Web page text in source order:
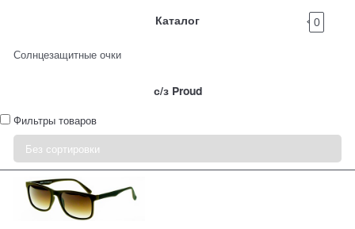
Каталог 0
Солнцезащитные очки
с/з Proud
Фильтры товаров